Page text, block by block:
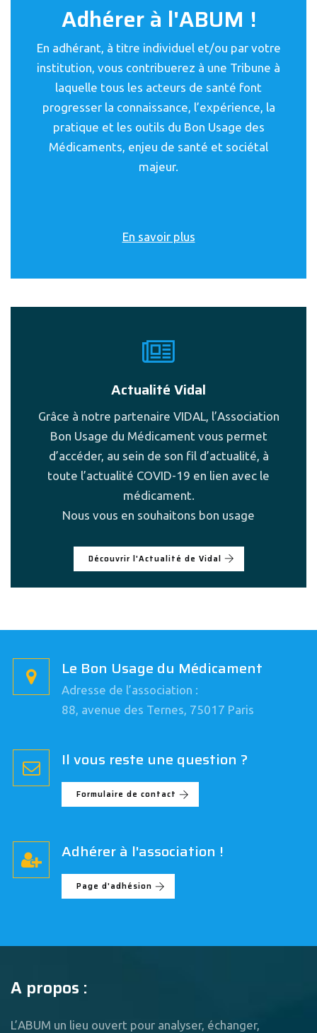
Adhérer à l'ABUM !
En adhérant, à titre individuel et/ou par votre
institution, vous contribuerez à une Tribune à
laquelle tous les acteurs de santé font
progresser la connaissance, l’expérience, la
pratique et les outils du Bon Usage des
Médicaments, enjeu de santé et sociétal
majeur.
En savoir plus
Actualité Vidal
Grâce à notre partenaire VIDAL, l’Association
Bon Usage du Médicament vous permet
d’accéder, au sein de son fil d’actualité, à
toute l’actualité COVID-19 en lien avec le
médicament.
Nous vous en souhaitons bon usage
Découvrir l'Actualité de Vidal
Le Bon Usage du Médicament
Adresse de l’association :
88, avenue des Ternes, 75017 Paris
Il vous reste une question ?
Formulaire de contact
Adhérer à l'association !
Page d'adhésion
A propos :
L’ABUM un lieu ouvert pour analyser, échanger,